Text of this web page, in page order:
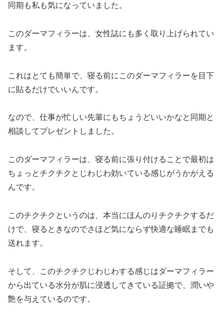
同期も私も気になっていました。
このダーマフィラーは、女性誌にも多く取り上げられてい
ます。
これはとても簡単で、寝る前にこのダーマフィラーを目下
に貼るだけでいいんです。
なので、仕事が忙しい先輩にもちょうどいいかなと同期と
相談してプレゼントしました。
このダーマフィラーは、寝る前に張り付けることで最初は
ちょっとチクチクとじわじわ効いている感じがうかがえる
んです。
このチクチクというのは、本当にほんのりチクチクするだ
けで、寝るときなのでさほど気にならず快適な睡眠までも
送れます。
そして、このチクチクじわじわする感じはダーマフィラー
から出ている水分が肌に浸透してきている証拠で、潤いや
艶を与えているのです。